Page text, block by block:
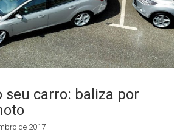
seu carro: baliza por
de 2017